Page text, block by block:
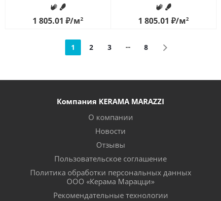
1 805.01 ₽/м2 1 805.01 ₽/м2
1 2 3 8
Компания KERAMA MARAZZI
О компании
Новости
Отзывы
Пользовательское соглашение
Политика обработки персональных данных
ООО «Керама Марацци»
Рекомендательные технологии